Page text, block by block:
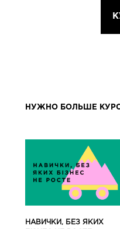
НУЖНО БОЛЬШЕ
НАВИЧКИ, БЕЗ ЯКИХ